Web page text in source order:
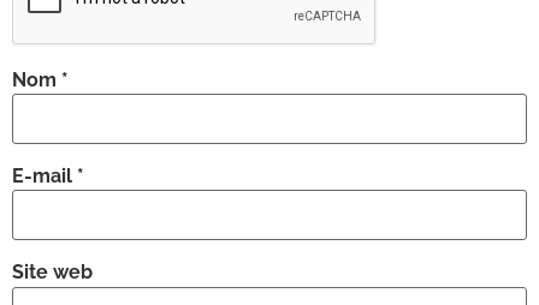
Nom *
E-mail *
Site web